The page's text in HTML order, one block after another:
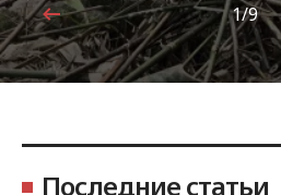
1 из 9
1/9
Последние статьи